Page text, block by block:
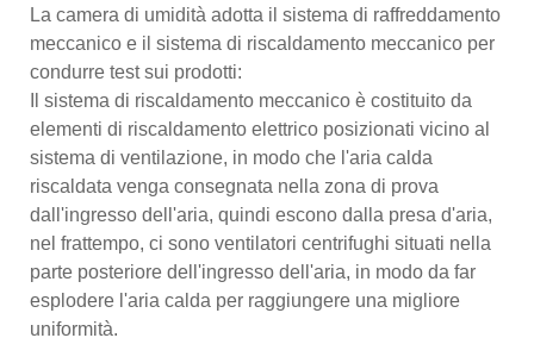
La camera di umidità adotta il sistema di raffreddamento
meccanico e il sistema di riscaldamento meccanico per
condurre test sui prodotti:
Il sistema di riscaldamento meccanico è costituito da
elementi di riscaldamento elettrico posizionati vicino al
sistema di ventilazione, in modo che l'aria calda
riscaldata venga consegnata nella zona di prova
dall'ingresso dell'aria, quindi escono dalla presa d'aria,
nel frattempo, ci sono ventilatori centrifughi situati nella
parte posteriore dell'ingresso dell'aria, in modo da far
esplodere l'aria calda per raggiungere una migliore
uniformità.